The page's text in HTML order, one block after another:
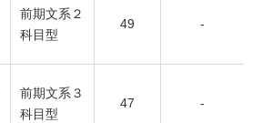
前期文系２
科目型
49 -
前期文系３
科目型
47 -